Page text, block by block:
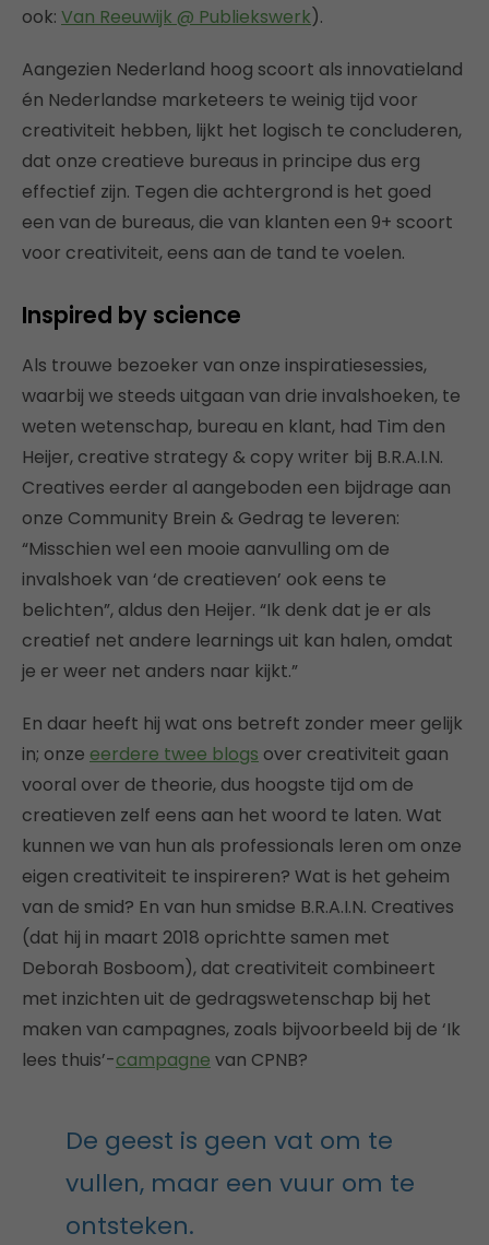
ook: Van Reeuwijk @ Publiekswerk).
Aangezien Nederland hoog scoort als innovatieland
én Nederlandse marketeers te weinig tijd voor
creativiteit hebben, lijkt het logisch te concluderen,
dat onze creatieve bureaus in principe dus erg
effectief zijn. Tegen die achtergrond is het goed
een van de bureaus, die van klanten een 9+ scoort
voor creativiteit, eens aan de tand te voelen.
Inspired by science
Als trouwe bezoeker van onze inspiratiesessies,
waarbij we steeds uitgaan van drie invalshoeken, te
weten wetenschap, bureau en klant, had Tim den
Heijer, creative strategy & copy writer bij B.R.A.I.N.
Creatives eerder al aangeboden een bijdrage aan
onze Community Brein & Gedrag te leveren:
“Misschien wel een mooie aanvulling om de
invalshoek van ‘de creatieven’ ook eens te
belichten”, aldus den Heijer. “Ik denk dat je er als
creatief net andere learnings uit kan halen, omdat
je er weer net anders naar kijkt.”
En daar heeft hij wat ons betreft zonder meer gelijk
in; onze eerdere twee blogs over creativiteit gaan
vooral over de theorie, dus hoogste tijd om de
creatieven zelf eens aan het woord te laten. Wat
kunnen we van hun als professionals leren om onze
eigen creativiteit te inspireren? Wat is het geheim
van de smid? En van hun smidse B.R.A.I.N. Creatives
(dat hij in maart 2018 oprichtte samen met
Deborah Bosboom), dat creativiteit combineert
met inzichten uit de gedragswetenschap bij het
maken van campagnes, zoals bijvoorbeeld bij de ‘Ik
lees thuis’-campagne van CPNB?
De geest is geen vat om te
vullen, maar een vuur om te
ontsteken.